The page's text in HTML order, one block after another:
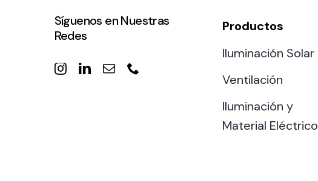
Síguenos en Nuestras
Redes
Productos
Iluminación Solar
Ventilación
Iluminación y
Material Eléctrico